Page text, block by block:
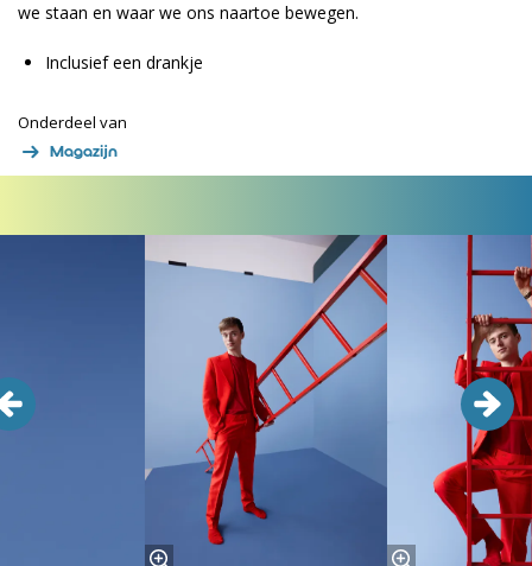
we staan en waar we ons naartoe bewegen.
Inclusief een drankje
Onderdeel van
Magazijn